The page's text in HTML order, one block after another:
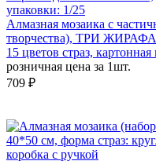
упаковки: 1/25
Алмазная мозаика с
творчества), ТРИ ЖИРАФА,
15 цветов страз, картонная
розничная цена за 1шт.
709 ₽